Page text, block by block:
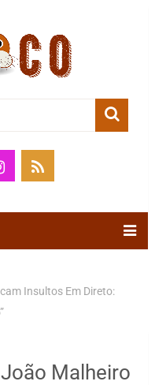
Insultos Em Direto:
Malheiro